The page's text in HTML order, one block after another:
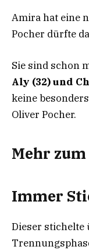
Amira hat eine
Pocher dürfte
Sie sind schon
Aly (32) und
keine
Oliver Pocher.
Mehr
Immer
Dieser stichelte